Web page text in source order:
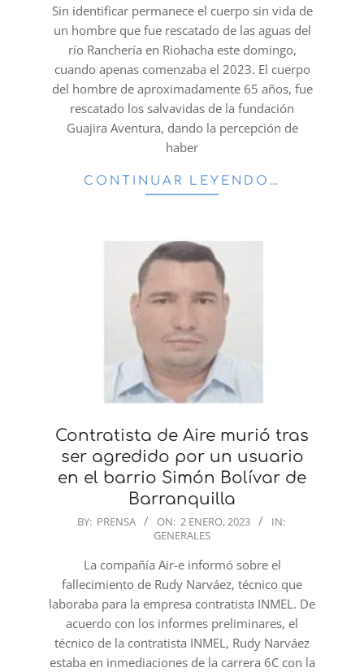
02
Sin identificar permanece el cuerpo sin vida de
un hombre que fue rescatado de las aguas del
río Ranchería en Riohacha este domingo,
cuando apenas comenzaba el 2023. El cuerpo
del hombre de aproximadamente 65 años, fue
rescatado los salvavidas de la fundación
Guajira Aventura, dando la percepción de
haber
CONTINUAR LEYENDO…
Contratista de Aire murió tras
ser agredido por un usuario
en el barrio Simón Bolívar de
Barranquilla
2023-BY: PRENSA ON: 2 ENERO, 2023
IN:
GENERALES
La compañía Air-e informó sobre el
fallecimiento de Rudy Narváez, técnico que
laboraba para la empresa contratista INMEL. De
acuerdo con los informes preliminares, el
técnico de la contratista INMEL, Rudy Narváez
estaba en inmediaciones de la carrera 6C con la